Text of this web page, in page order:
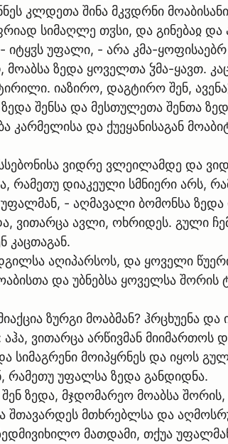
კლდეთა შინა მკჳდრნი
ფრიად სიმაღლე თჳსი, და გინებაჲ
- იტყჳს უფალი, - არა კმა-
მოაბსა ზედა ყოველთა ჴმა-ყავთ.
იაზირო, დაგტირო შენ,
შენსა და მესთულეთა შენთა
კარმელისა და ქუეყანისაგან
ვიდრე ვლეილამდე და
რამეთუ დიაკეული სმნიერი არს,
- აღმავალი ბომონსა
ვითარცა ავლი, ოხრიდეს. გული
კაცთაგან.
აღიპარსოს, და ყოველი
და უბნებსა ყოველსა შორის
ზურგი მოაბმან? ჰრცხუენა
ვითარცა არწივმან მიიმართოს
სიმაგრენი მოიპყრნეს და იყოს
რამეთუ უფალსა ზედა განდიდნა.
ზედა, მჯდომარეო მოაბსა
შთავარდეს მთხრებლსა და
მათდამი, თქუა